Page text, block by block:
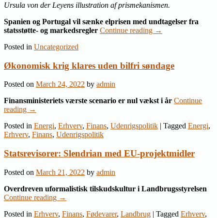
Ursula von der Leyens illustration af prismekanismen.
Spanien og Portugal vil sænke elprisen med undtagelser fra
statsstøtte- og markedsregler Continue reading →
Posted in Uncategorized
Økonomisk krig klares uden bilfri søndage
Posted on March 24, 2022 by admin
Finansministeriets værste scenario er nul vækst i år Continue
reading →
Posted in Energi, Erhverv, Finans, Udenrigspolitik | Tagged Energi,
Erhverv, Finans, Udenrigspolitik
Statsrevisorer: Slendrian med EU-projektmidler
Posted on March 21, 2022 by admin
Overdreven uformalistisk tilskudskultur i Landbrugsstyrelsen
Continue reading →
Posted in Erhverv, Finans, Fødevarer, Landbrug | Tagged Erhverv,